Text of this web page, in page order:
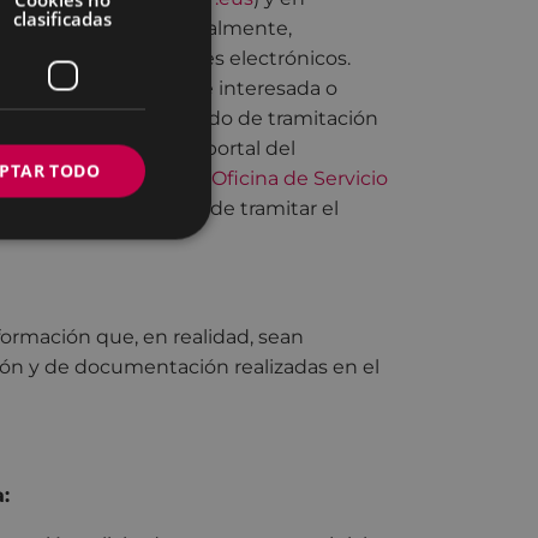
atenderle presencialmente,
los diferentes canales electrónicos.
en el que sea parte interesada o
solicitada, el estado de tramitación
a través del portal del
través de
PEGORA, Oficina de Servicio
al área responsable de tramitar el
que, en realidad, sean
y de documentación realizadas en el
clasificadas
TODO